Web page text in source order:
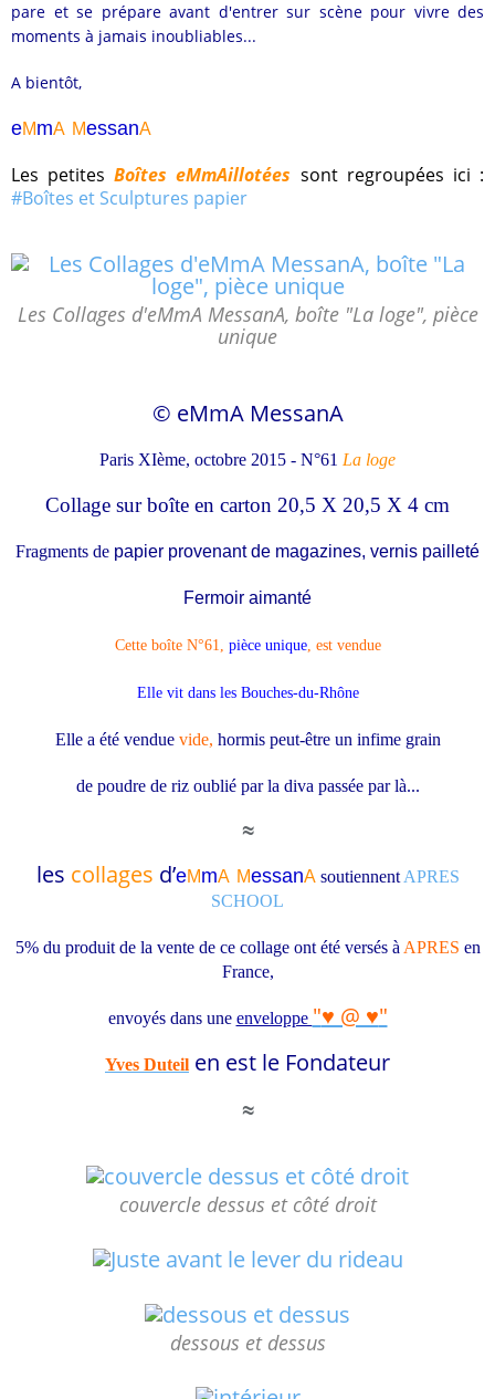
pare et se prépare avant d'entrer sur scène pour vivre des
moments à jamais inoubliables...
A bientôt,
eMmA MessanA
Les petitesBoîtes eMmAillotées sont regroupées ici :
#Boîtes et Sculptures papier
Les Collages d'eMmA MessanA, boîte "La loge", pièce
unique
© eMmA MessanA
Paris XIème, octobre 2015 - N°61 La loge
Collage sur boîte en carton 20,5 X 20,5 X 4 cm
Fragments de papier provenant de magazines, vernis pailleté
Fermoir aimanté
Cette boîte N°61, pièce unique, est vendue
Elle vit dans les Bouches-du-Rhône
Elle a été venduevide, hormis peut-être un infime grain
de poudre de riz oublié par la diva passée par là...
≈
les collages d’eMmA MessanA soutiennent APRES
SCHOOL
5% du produit de la vente de ce collage ont été versés à APRES en
France,
envoyés dans une enveloppe "♥ @ ♥"
Yves Duteil en est le Fondateur
≈
couvercle dessus et côté droit
dessous et dessus